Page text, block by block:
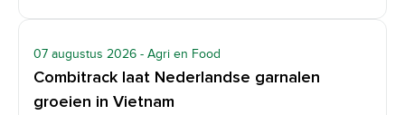
07 augustus 2026 - Agri en Food
Combitrack laat Nederlandse garnalen
groeien in Vietnam